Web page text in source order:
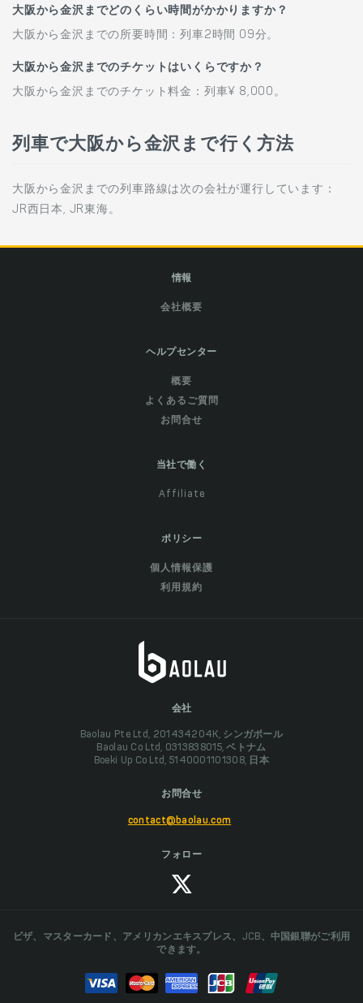
大阪から金沢までどのくらい時間がかかりますか？
大阪から金沢までの所要時間：列車2時間 09分。
大阪から金沢までのチケットはいくらですか？
大阪から金沢までのチケット料金：列車¥ 8,000。
列車で大阪から金沢まで行く方法
大阪から金沢までの列車路線は次の会社が運行しています：
JR西日本, JR東海。
情報
会社概要
ヘルプセンター
概要
よくあるご質問
お問合せ
当社で働く
Affiliate
ポリシー
個人情報保護
利用規約
会社
Baolau Pte Ltd, 201434204K, シンガポール
Baolau Co Ltd, 0313838015, ベトナム
Boeki Up Co Ltd, 5140001101308, 日本
お問合せ
contact@baolau.com
フォロー
ビザ、マスターカード、アメリカンエキスプレス、JCB、中国銀聯がご利用
できます。